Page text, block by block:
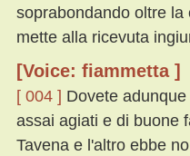
soprabondando oltre
mette alla ricevuta
[Voice: fiammetta ]
[ 004 ] Dovete
assai agiati e di buone
Tavena e l'altro ebbe